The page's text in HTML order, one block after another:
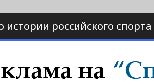
российского спорта
спорта